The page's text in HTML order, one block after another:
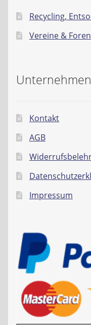
Recycling,
Vereine & Foren
Unternehmen
Kontakt
AGB
Impressum